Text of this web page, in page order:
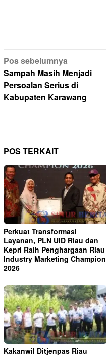
Navigasi
pos
Pos sebelumnya
Sampah Masih Menjadi
Persoalan Serius di
Kabupaten Karawang
POS TERKAIT
Perkuat Transformasi
Layanan, PLN UID Riau dan
Kepri Raih Penghargaan Riau
Industry Marketing Champion
2026
Kakanwil Ditjenpas Riau